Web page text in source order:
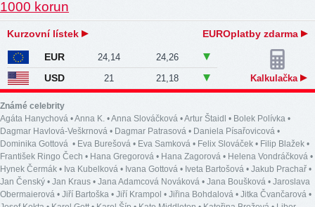
Kurzovní lístek EUROplatby zdarma
EUR 24,14 24,26
USD 21 21,18 Kalkulačka
Známé celebrity
Agáta Hanychová •Anna K. •Anna Slováčková •Artur Štaidl • Bolek Polívka •
Dagmar Havlová-Veškrnová • Dagmar Patrasová • Daniela Písařovicová •
Dominika Gottová • Eva Burešová • Eva Samková • Felix Slováček • Filip Blažek •
František Ringo Čech • Hana Gregorová • Hana Zagorová • Helena Vondráčková •
Hynek Čermák • Iva Kubelková • Ivana Gottová • Iveta Bartošová • Jakub Prachař •
Jan Čenský • Jan Kraus • Jana Adamcová Nováková • Jana Boušková • Jaroslava
Obermaierová • Jiří Bartoška • Jiří Krampol • Jiřina Bohdalová • Jitka Čvančarová •